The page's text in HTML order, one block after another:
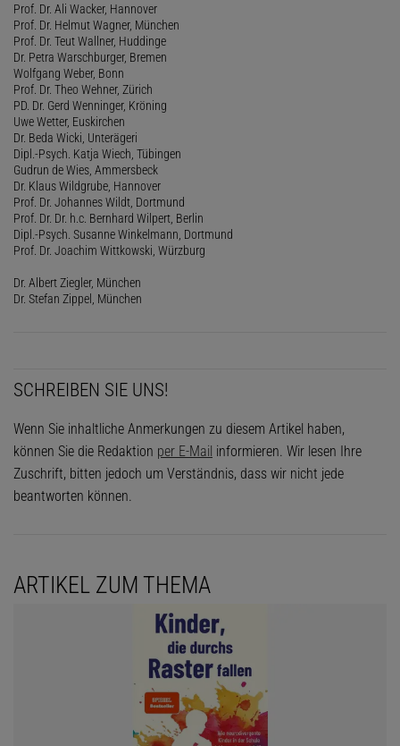
Prof. Dr. Ali Wacker, Hannover
Prof. Dr. Helmut Wagner, München
Prof. Dr. Teut Wallner, Huddinge
Dr. Petra Warschburger, Bremen
Wolfgang Weber, Bonn
Prof. Dr. Theo Wehner, Zürich
PD. Dr. Gerd Wenninger, Kröning
Uwe Wetter, Euskirchen
Dr. Beda Wicki, Unterägeri
Dipl.-Psych. Katja Wiech, Tübingen
Gudrun de Wies, Ammersbeck
Dr. Klaus Wildgrube, Hannover
Prof. Dr. Johannes Wildt, Dortmund
Prof. Dr. Dr. h.c. Bernhard Wilpert, Berlin
Dipl.-Psych. Susanne Winkelmann, Dortmund
Prof. Dr. Joachim Wittkowski, Würzburg
Dr. Albert Ziegler, München
Dr. Stefan Zippel, München
SCHREIBEN SIE UNS!
Wenn Sie inhaltliche Anmerkungen zu diesem Artikel haben,
können Sie die Redaktion per E-Mail informieren. Wir lesen Ihre
Zuschrift, bitten jedoch um Verständnis, dass wir nicht jede
beantworten können.
ARTIKEL ZUM THEMA